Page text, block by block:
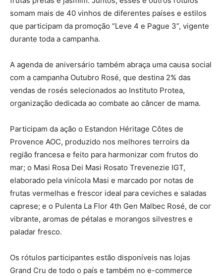
somam mais de 40 vinhos de diferentes países e estilos
que participam da promoção “Leve 4 e Pague 3”, vigente
durante toda a campanha.
A agenda de aniversário também abraça uma causa social
com a campanha Outubro Rosé, que destina 2% das
vendas de rosés selecionados ao Instituto Protea,
organização dedicada ao combate ao câncer de mama.
Participam da ação o Estandon Héritage Côtes de
Provence AOC, produzido nos melhores terroirs da
região francesa e feito para harmonizar com frutos do
mar; o Masi Rosa Dei Masi Rosato Trevenezie IGT,
elaborado pela vinícola Masi e marcado por notas de
frutas vermelhas e frescor ideal para ceviches e saladas
caprese; e o Pulenta La Flor 4th Gen Malbec Rosé, de cor
vibrante, aromas de pétalas e morangos silvestres e
paladar fresco.
Os rótulos participantes estão disponíveis nas lojas
Grand Cru de todo o país e também no e-commerce